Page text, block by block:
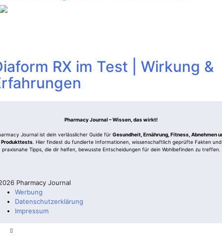
RX im Test | Wirkung &
Pharmacy Journal – Wissen, das wirkt!
Journal ist dein verlässlicher Guide für Gesundheit, Ernährung, Fitness, Abnehmen
Produkttests. Hier findest du fundierte Informationen, wissenschaftlich geprüfte Fakten und
praxisnahe Tipps, die dir helfen, bewusste Entscheidungen für dein Wohlbefinden zu treffen.
Pharmacy Journal
Werbung
Datenschutzerklärung
Impressum